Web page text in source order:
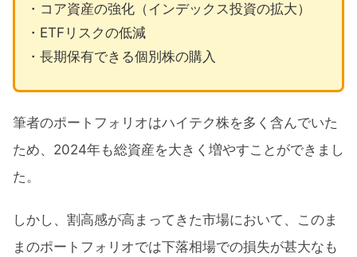
・コア資産の強化（インデックス投資の拡大）
・ETFリスクの低減
・長期保有できる個別株の購入
筆者のポートフォリオはハイテク株を多く含んでいた
ため、2024年も総資産を大きく増やすことができまし
た。
しかし、割高感が高まってきた市場において、このま
まのポートフォリオでは下落相場での損失が甚大なも